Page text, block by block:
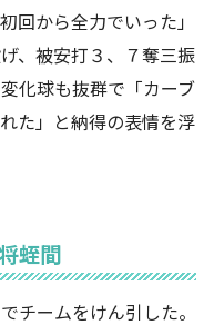
回から全力でいった」
、被安打３、７奪三振
化球も抜群で「カーブ
た」と納得の表情を浮
蛭間
チームをけん引した。